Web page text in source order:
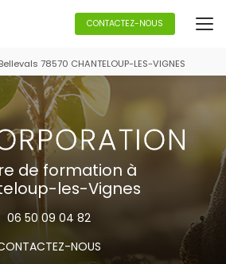
78570 CHANTELOUP-LES-VIGNES
CONTACTEZ-NOUS
de formation à
les-Vignes
06 50 09 04 82
NOUS